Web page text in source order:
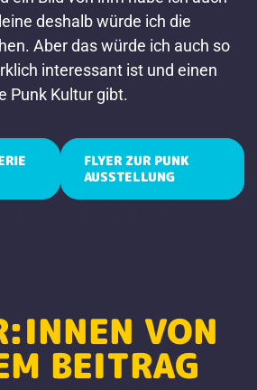
deshalb würde ich die
Aber das würde ich auch so
interessant ist und einen
Punk Kultur gibt.
FLYER ZUR PUNK
AUSSTELLUNG
VON
BEITRAG